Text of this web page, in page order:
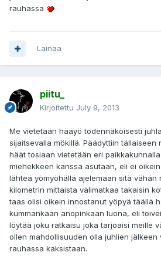
rauhassa
Lainaa
piitu_
Kirjoitettu July 9, 2013
Me vietetään hääyö todennäköisesti
sijaitsevalla mökillä. Päädyttiin tällaiseen
häät tosiaan vietetään eri
miehekkeen kanssa asutaan, eli ei
lähteä yömyöhällä ajelemaan sitä vähän
kilometrin mittaista välimatkaa takaisin
taas olisi oikein innostanut yöpyä täällä
kummankaan anopinkaan luona, eli
löytää joku ratkaisu joka tarjoaisi meille
ollen mahdollisuuden olla juhlien jälkeen
rauhassa kaksistaan.